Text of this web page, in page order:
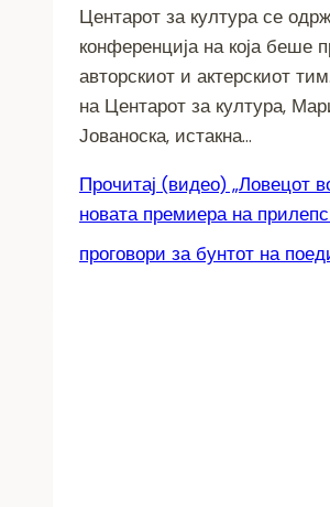
Центарот за култура се
конференција на која беше
авторскиот и актерскиот
на Центарот за култура,
Јованоска, истакна…
Прочитај (видео) „Ловецот
новата премиера на
проговори за бунтот на